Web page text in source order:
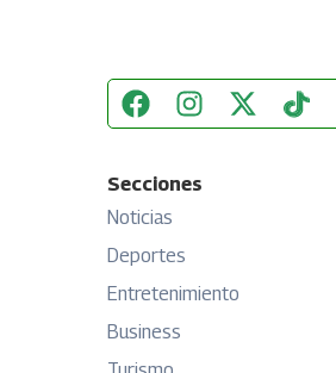
Secciones
Noticias
Deportes
Entretenimiento
Business